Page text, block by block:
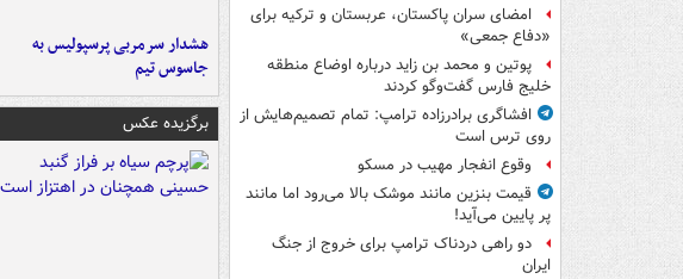
امضای سران پاکستان، عربستان و ترکیه برای
«دفاع جمعی»
پوتین و محمد بن زاید درباره اوضاع منطقه
خلیج فارس گفت‌وگو کردند
افشاگری برادرزاده ترامپ: تمام تصمیم‌هایش از
روی ترس است
وقوع انفجار مهیب در مسکو
قیمت بنزین مانند موشک بالا می‌رود اما مانند
پر پایین می‌آید!
دو راهی دردناک ترامپ برای خروج از جنگ
ایران
هشدار سرمربی پرسپولیس به
جاسوس تیم
برگزیده عکس